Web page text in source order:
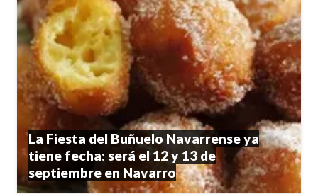
La Fiesta del Buñuelo Navarrense ya
tiene fecha: será el 12 y 13 de
septiembre en Navarro